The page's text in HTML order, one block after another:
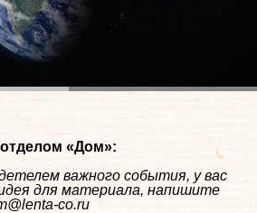
«Дом»:
важного события, у вас
для материала, напишите
co.ru